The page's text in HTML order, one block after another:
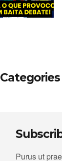
Categories
Purus ut